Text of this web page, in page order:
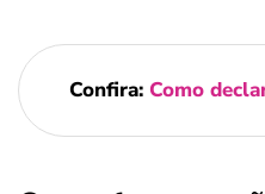
Confira: Como